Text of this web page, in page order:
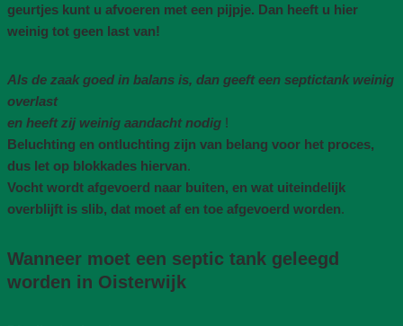
geurtjes kunt u afvoeren met een pijpje. Dan heeft u hier
weinig tot geen last van!
Als de zaak goed in balans is, dan geeft een septictank weinig
overlast
en heeft zij weinig aandacht nodig !
Beluchting en ontluchting zijn van belang voor het proces,
dus let op blokkades hiervan.
Vocht wordt afgevoerd naar buiten, en wat uiteindelijk
overblijft is slib, dat moet af en toe afgevoerd worden.
Wanneer moet een septic tank geleegd
worden in Oisterwijk